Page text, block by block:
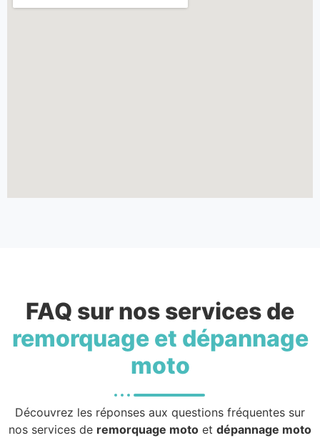
FAQ sur nos services de
remorquage et dépannage
moto
Découvrez les réponses aux questions fréquentes sur
nos services de remorquage moto et dépannage moto